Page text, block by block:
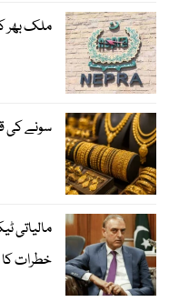
ملک بھر
سونے کی
مالیاتی
خطرات کا